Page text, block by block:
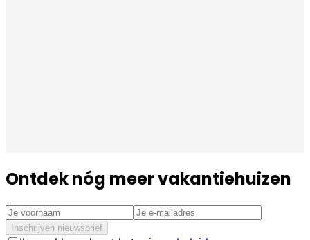
Ontdek nóg meer vakantiehuizen
Inschrijven nieuwsbrief